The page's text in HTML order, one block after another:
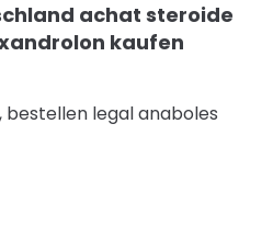
achat steroide
kaufen
legal anaboles